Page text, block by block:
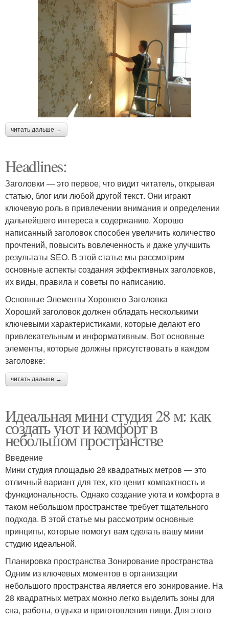
читать дальше →
Headlines:
Заголовки — это первое, что видит читатель, открывая
статью, блог или любой другой текст. Они играют
ключевую роль в привлечении внимания и определении
дальнейшего интереса к содержанию. Хорошо
написанный заголовок способен увеличить количество
прочтений, повысить вовлеченность и даже улучшить
результаты SEO. В этой статье мы рассмотрим
основные аспекты создания эффективных заголовков,
их виды, правила и советы по написанию.
Основные Элементы Хорошего Заголовка
Хороший заголовок должен обладать несколькими
ключевыми характеристиками, которые делают его
привлекательным и информативным. Вот основные
элементы, которые должны присутствовать в каждом
заголовке:
читать дальше →
Идеальная мини студия 28 м: как
создать уют и комфорт в
небольшом пространстве
Введение
Мини студия площадью 28 квадратных метров — это
отличный вариант для тех, кто ценит компактность и
функциональность. Однако создание уюта и комфорта в
таком небольшом пространстве требует тщательного
подхода. В этой статье мы рассмотрим основные
принципы, которые помогут вам сделать вашу мини
студию идеальной.
Планировка пространства Зонирование пространства
Одним из ключевых моментов в организации
небольшого пространства является его зонирование. На
28 квадратных метрах можно легко выделить зоны для
сна, работы, отдыха и приготовления пищи. Для этого